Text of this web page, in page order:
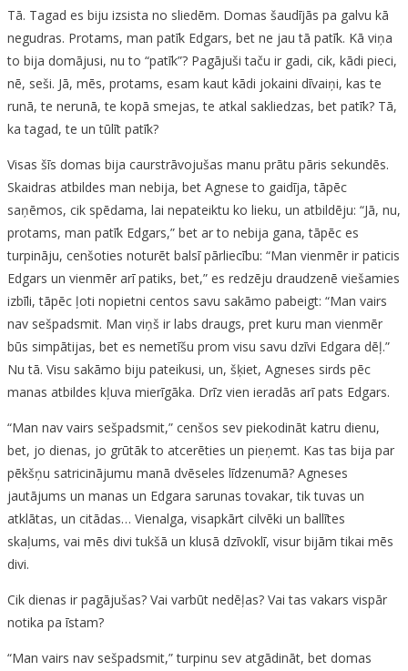
Tā. Tagad es biju izsista no sliedēm. Domas šaudījās pa galvu kā
negudras. Protams, man patīk Edgars, bet ne jau tā patīk. Kā viņa
to bija domājusi, nu to “patīk”? Pagājuši taču ir gadi, cik, kādi pieci,
nē, seši. Jā, mēs, protams, esam kaut kādi jokaini dīvaiņi, kas te
runā, te nerunā, te kopā smejas, te atkal sakliedzas, bet patīk? Tā,
ka tagad, te un tūlīt patīk?
Visas šīs domas bija caurstrāvojušas manu prātu pāris sekundēs.
Skaidras atbildes man nebija, bet Agnese to gaidīja, tāpēc
saņēmos, cik spēdama, lai nepateiktu ko lieku, un atbildēju: “Jā, nu,
protams, man patīk Edgars,” bet ar to nebija gana, tāpēc es
turpināju, cenšoties noturēt balsī pārliecību: “Man vienmēr ir paticis
Edgars un vienmēr arī patiks, bet,” es redzēju draudzenē viešamies
izbīli, tāpēc ļoti nopietni centos savu sakāmo pabeigt: “Man vairs
nav sešpadsmit. Man viņš ir labs draugs, pret kuru man vienmēr
būs simpātijas, bet es nemetīšu prom visu savu dzīvi Edgara dēļ.”
Nu tā. Visu sakāmo biju pateikusi, un, šķiet, Agneses sirds pēc
manas atbildes kļuva mierīgāka. Drīz vien ieradās arī pats Edgars.
“Man nav vairs sešpadsmit,” cenšos sev piekodināt katru dienu,
bet, jo dienas, jo grūtāk to atcerēties un pieņemt. Kas tas bija par
pēkšņu satricinājumu manā dvēseles līdzenumā? Agneses
jautājums un manas un Edgara sarunas tovakar, tik tuvas un
atklātas, un citādas… Vienalga, visapkārt cilvēki un ballītes
skaļums, vai mēs divi tukšā un klusā dzīvoklī, visur bijām tikai mēs
divi.
Cik dienas ir pagājušas? Vai varbūt nedēļas? Vai tas vakars vispār
notika pa īstam?
“Man vairs nav sešpadsmit,” turpinu sev atgādināt, bet domas